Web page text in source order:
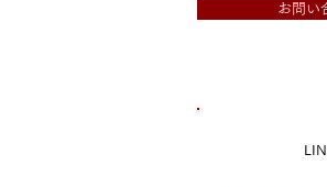
お問い